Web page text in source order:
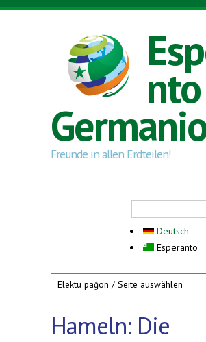
Skip to main content
Freunde in allen Erdteilen!
Deutsch
Esperanto
Hameln: Die